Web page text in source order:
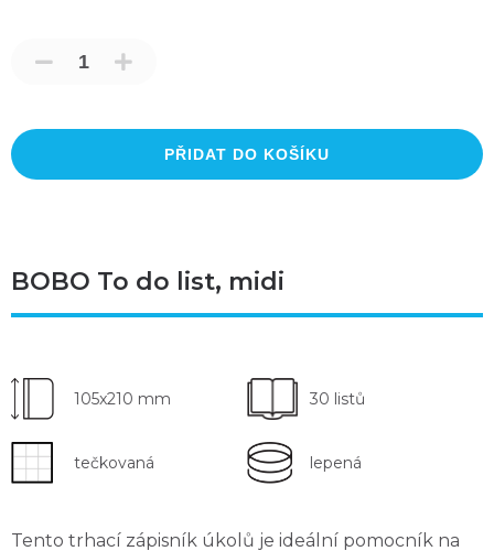
PŘIDAT DO KOŠÍKU
BOBO To do list, midi
105x210 mm 30 listů
tečkovaná lepená
Tento trhací zápisník úkolů je ideální pomocník na